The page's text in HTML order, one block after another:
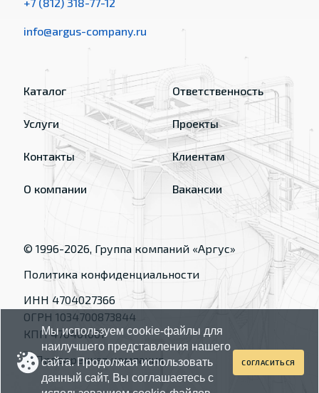
info@argus-company.ru
Каталог
Услуги
Контакты
О компании
Ответственность
Проекты
Клиентам
Вакансии
© 1996-2026, Группа компаний «Аргус»
Политика конфиденциальности
ИНН 4704027366
ОГРН 1034700873844
КПП 470401001
Мы используем cookie-файлы для
наилучшего представления нашего
сайта. Продолжая использовать
данный сайт, Вы соглашаетесь с
СОГЛАСИТЬСЯ